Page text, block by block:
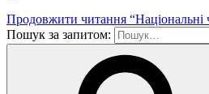
Продовжити читання “Національні
Пошук за запитом: